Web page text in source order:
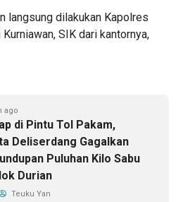
langsung dilakukan Kapolres
SIK dari kantornya,
ago
di Pintu Tol Pakam,
Deliserdang Gagalkan
Puluhan Kilo Sabu
Durian
Teuku Yan